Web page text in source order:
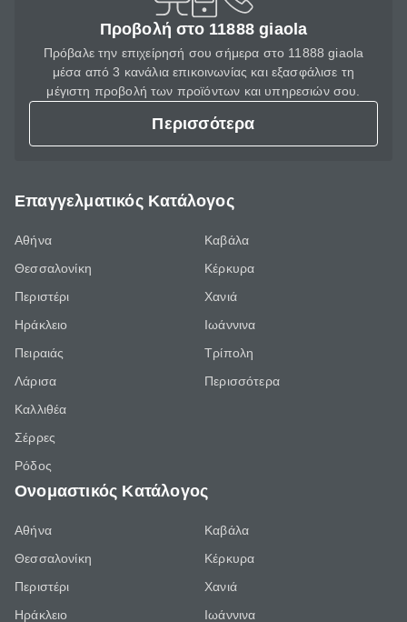
Προβολή στο 11888 giaola
Πρόβαλε την επιχείρησή σου σήμερα στο 11888 giaola
μέσα από 3 κανάλια επικοινωνίας και εξασφάλισε τη
μέγιστη προβολή των προϊόντων και υπηρεσιών σου.
Περισσότερα
Επαγγελματικός Κατάλογος
Αθήνα
Θεσσαλονίκη
Περιστέρι
Ηράκλειο
Πειραιάς
Λάρισα
Καλλιθέα
Σέρρες
Ρόδος
Καβάλα
Κέρκυρα
Χανιά
Ιωάννινα
Τρίπολη
Περισσότερα
Ονομαστικός Κατάλογος
Αθήνα
Θεσσαλονίκη
Περιστέρι
Ηράκλειο
Καβάλα
Κέρκυρα
Χανιά
Ιωάννινα